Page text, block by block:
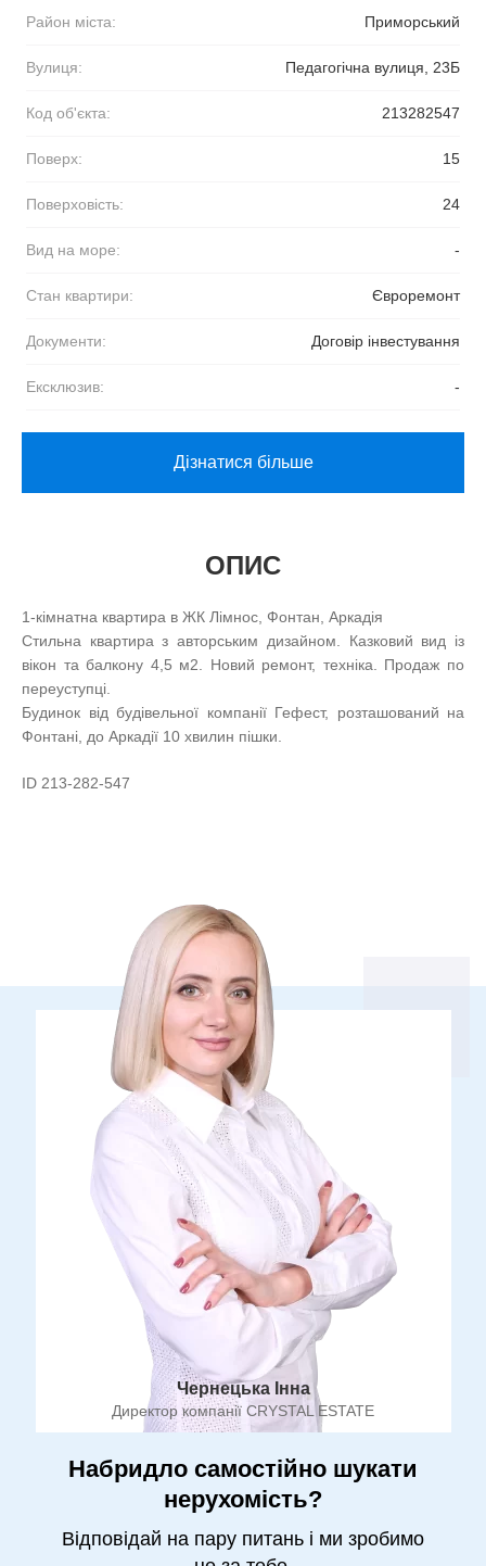
Район міста: Приморський
Вулиця: Педагогічна вулиця, 23Б
Код об'єкта: 213282547
Поверх: 15
Поверховість: 24
Вид на море: -
Стан квартири: Євроремонт
Документи: Договір інвестування
Ексклюзив: -
Дізнатися більше
ОПИС
1-кімнатна квартира в ЖК Лімнос, Фонтан, Аркадія
Стильна квартира з авторським дизайном. Казковий вид із
вікон та балкону 4,5 м2. Новий ремонт, техніка. Продаж по
переуступці.
Будинок від будівельної компанії Гефест, розташований на
Фонтані, до Аркадії 10 хвилин пішки.
ID 213-282-547
Чернецька Інна
Директор компанії CRYSTAL ESTATE
Набридло самостійно шукати
нерухомість?
Відповідай на пару питань і ми зробимо